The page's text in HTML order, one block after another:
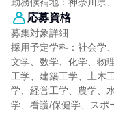
応募資格
募集対象詳細
採用予定学科：社会学
文学、数学、化学、物
工学、建築工学、土木
学、経営工学、農学、
学、看護/保健学、スポ